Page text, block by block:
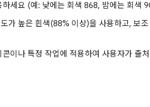
하세요 (예: 낮에는 회색 868, 밤에는 회색
가 높은 흰색(88% 이상)을 사용하고, 보
이나 특정 작업에 적용하여 사용자가 출